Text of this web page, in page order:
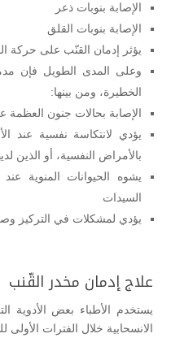
الإصابة بنوبات ذعر
الإصابة بنوبات القلق
يؤثر إدمان القنّب على حركة
وعلى المدى الطويل فإن
الخطيرة، ومن بينها:
الإصابة بحالات جنون العظمة
يؤدي لانتكاسة نفسية عند
بالأمراض النفسية، أو الذين
يشوه الحيوانات المنوية
السيدات
يؤدي لمشكلات في التركيز
علاج إدمان مخدر القّنب
يستخدم الأطباء بعض
الانسحابية خلال الفترات